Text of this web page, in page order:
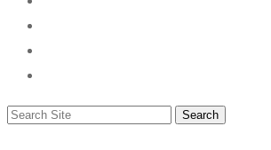
Search